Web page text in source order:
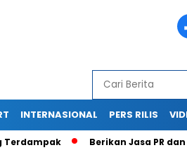
INTERNASIONAL PERS RILIS
Berikan Jasa PR dan